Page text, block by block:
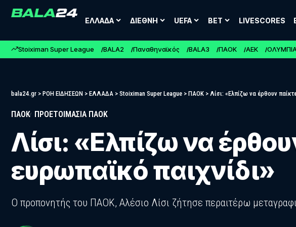
ΕΛΛΑΔΑ ΔΙΕΘΝΗ UEFA BET LIVESCORES
Stoiximan Super League BALA2 Παναθηναϊκός BALA3 ΠΑΟΚ ΑΕΚ
bala24.gr > ΡΟΗ ΕΙΔΗΣΕΩΝ > ΕΛΛΑΔΑ > Stoiximan Super League > ΠΑΟΚ > Λίσι: «Ελπίζω να έρθουν
ΠΑΟΚ ΠΡΟΕΤΟΙΜΑΣΙΑ ΠΑΟΚ
Λίσι: «Ελπίζω να
ευρωπαϊκό παιχνίδι»
Ο προπονητής του ΠΑΟΚ, Αλέσιο Λίσι ζήτησε περαιτέρω